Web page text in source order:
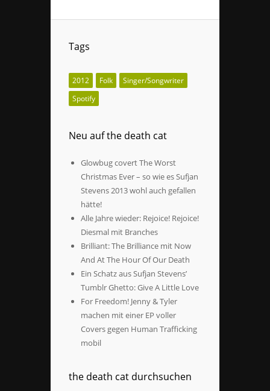
Tags
2012 Folk
Singer/Songwriter
Spotify
Neu auf the death cat
Glowbug covert The Worst
Christmas Ever – so wie es Sufjan
Stevens 2013 wohl auch gefallen
hätte!
Alle Jahre wieder: Rejoice! Rejoice!
Diesmal mit Branches
Brilliant: The Brilliance mit Now
And At The Hour Of Our Death
Ein Schatz aus Sufjan Stevens’
Tumblr Ghetto: Give A Little Love
For Freedom! Jenny & Tyler
machen mit einer EP voller
Covers gegen Human Trafficking
mobil
the death cat durchsuchen